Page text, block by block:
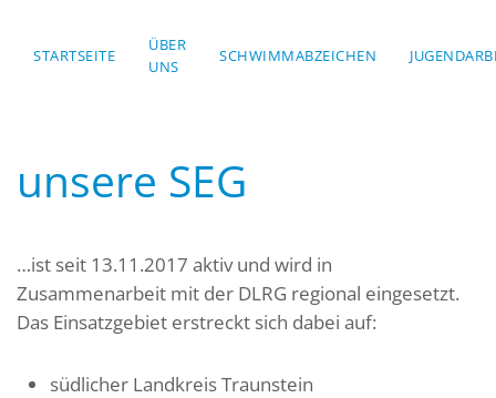
Skip to main content
STARTSEITE
ÜBER
UNS
SCHWIMMABZEICHEN
unsere SEG
…ist seit 13.11.2017 aktiv und wird in
Zusammenarbeit mit der DLRG regional eingesetzt.
Das Einsatzgebiet erstreckt sich dabei auf:
südlicher Landkreis Traunstein